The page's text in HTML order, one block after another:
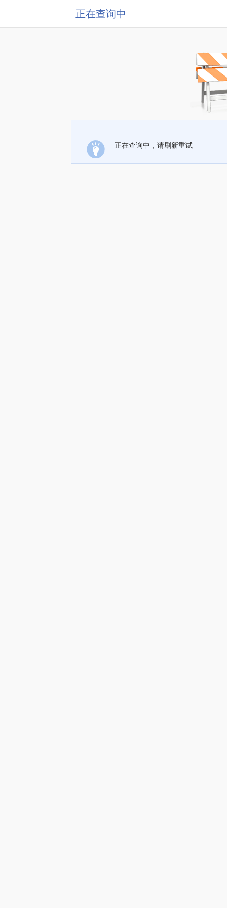
正在查询中
正在查询中，请刷新重试